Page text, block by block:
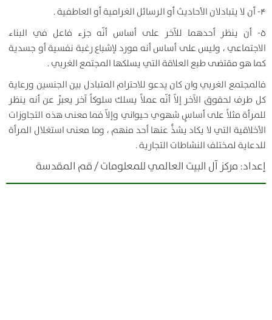
۴- أن لا يتبادلان الأحاديث أو الرسائل الغرامية أو العاطفية .
۵- أن ينظر أحدهما للآخر على أساس أنّه جزء فاعل في البناء
الاجتماعي ، وليس على أساس أنه مورد لإشباع رغبة نفسية أو جسدية
كما هو مقتضى طبع العلاقة التي يسلكها المجتمع الغربي .
فالمجتمع الغربي وان كان يدعو للاحترام المتبادل بين الجنسين ورعاية
كل طرف لحقوق الآخر إلاّ أنّه عملاً يسلك سلوكاً آخر يعبِّر عن أنه ينظر
للمرأة مثلاً على أساسٍ شهوي حيواني وإلاّ فما معنى هذه التجاوزات
الأخلاقية التي لا يكاد يشذُّ عنها أحد منهم ، وما معنى استغلال المرأة
للدعاية لمختلف النشاطات التجارية .
إعداد: مركز آل البيت العالمي للمعلومات / قم المقدسة